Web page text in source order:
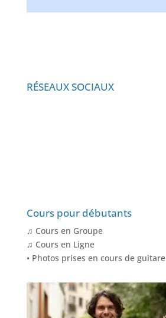
RÉSEAUX SOCIAUX
Cours pour débutants
♫ Cours en Groupe
♫ Cours en Ligne
• Photos prises en cours de guitare